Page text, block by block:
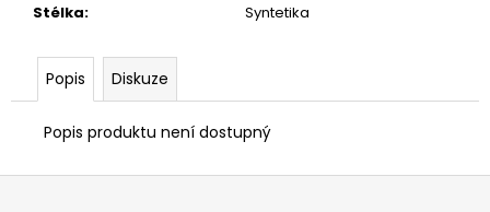
Stélka: Syntetika
Popis Diskuze
Popis produktu není dostupný
Z